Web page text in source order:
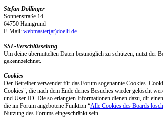
Stefan Döllinger
Sonnenstraße 14
64750 Haingrund
E-Mail: webmaster(at)doelli.de
SSL-Verschlüsselung
Um deine übermittelten Daten bestmöglich zu schützen, nutzt der
gekennzeichnet.
Cookies
Der Betreiber verwendet für das Forum sogenannte Cookies.
Cookies", die nach dem Ende deines Besuches wieder gelöscht
und User-ID. Die so erlangten Informationen dienen dazu, dir
die im Forum angebotene Funktion “Alle Cookies des Boards
Nutzung des Forums eingeschränkt sein.